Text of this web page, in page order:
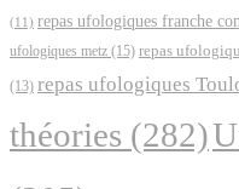
(11) repas ufologiques franche
ufologiques metz (15) repas
(13) repas ufologiques
théories (282)